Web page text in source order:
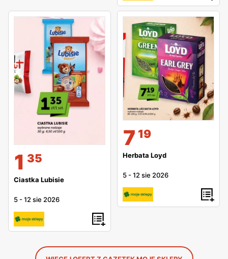
1 35
Ciastka Lubisie
5 -12 sie 2026
7 19
Herbata Loyd
5 -12 sie 2026